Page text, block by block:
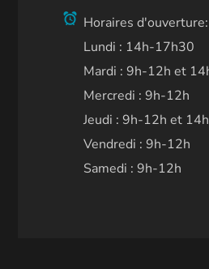
Horaires d'ouverture:
Lundi : 14h-17h30
Mardi : 9h-12h et
Mercredi : 9h-12h
Jeudi : 9h-12h et
Vendredi : 9h-12h
Samedi : 9h-12h